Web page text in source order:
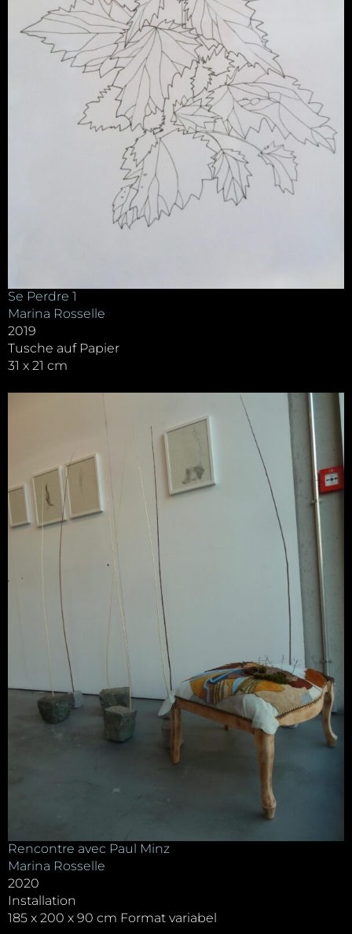
Se Perdre 1
Marina Rosselle
2019
Tusche auf Papier
31 x 21 cm
Rencontre avec Paul Minz
Marina Rosselle
2020
Installation
185 x 200 x 90 cm Format variabel